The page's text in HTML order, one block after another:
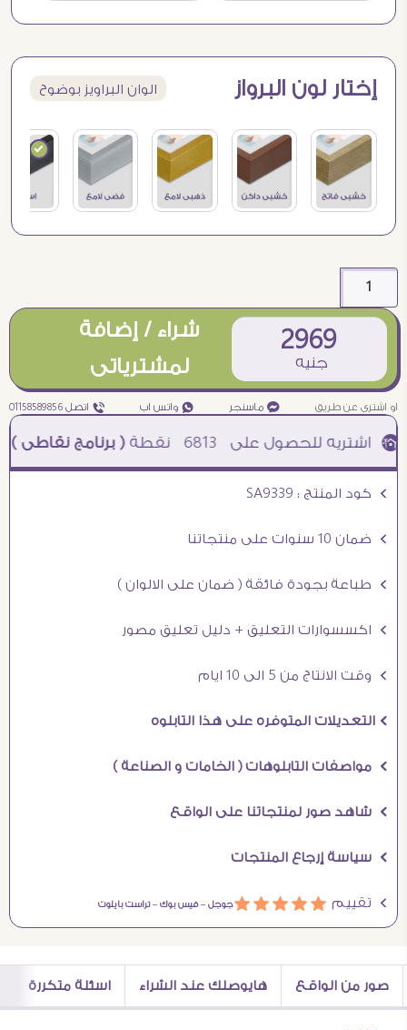
إختار لون البرواز الوان البراويز بوضوح
2969
جنيه
شراء / إضافة
لمشترياتى
او اشترى عن طريق ¥ ماسنجر ₧ واتس اب ƒ اتصل 01158589856
6813 نقطة( برنامج نقاطى )à خصم 5% للعملاء الجدد à شحن مجانى عند الشراء ب 4000 جنيه à
Ö كود المنتج : SA9339
Ö ضمان 10 سنوات على منتجاتنا
Ö طباعة بجودة فائقة ( ضمان على الالوان )
Ö اكسسوارات التعليق + دليل تعليق مصور
Ö وقت الانتاج من 5 الى 10 ايام
Ö التعديلات المتوفره على هذا التابلوه
Ö مواصفات التابلوهات ( الخامات و الصناعة )
Ö شاهد صور لمنتجاتنا على الواقع
Ö سياسة إرجاع المنتجات
Ö تقييم áááááجوجل –فيس بوك –تراست بايلوت
صور من الواقع هايوصلك عند الشراء اسئلة متكررة